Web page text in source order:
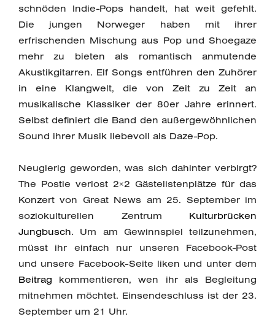
schnöden Indie-Pops handelt, hat weit gefehlt.
Die jungen Norweger haben mit ihrer
erfrischenden Mischung aus Pop und Shoegaze
mehr zu bieten als romantisch anmutende
Akustikgitarren. Elf Songs entführen den Zuhörer
in eine Klangwelt, die von Zeit zu Zeit an
musikalische Klassiker der 80er Jahre erinnert.
Selbst definiert die Band den außergewöhnlichen
Sound ihrer Musik liebevoll als Daze-Pop.
Neugierig geworden, was sich dahinter verbirgt?
The Postie verlost 2×2 Gästelistenplätze für das
Konzert von Great News am 25. September im
soziokulturellen Zentrum Kulturbrücken
Jungbusch. Um am Gewinnspiel teilzunehmen,
müsst ihr einfach nur unseren Facebook-Post
und unsere Facebook-Seite liken und unter dem
Beitrag kommentieren, wen ihr als Begleitung
mitnehmen möchtet. Einsendeschluss ist der 23.
September um 21 Uhr.